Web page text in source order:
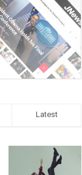
Latest